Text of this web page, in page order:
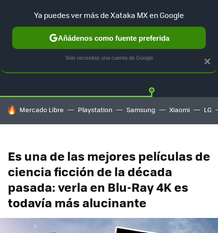
GUÍA DE COMPRAS MERCADO LIBRE
HOY SE HABLA DE
Mercado Libre Playstation Samsung Xiaomi LG
Es una de las mejores películas de
ciencia ficción de la década
pasada: verla en Blu-Ray 4K es
todavía más alucinante
×
Ya puedes ver más de Xataka MX en Google
Añádenos como fuente preferida
Solo necesitas una cuenta de Google